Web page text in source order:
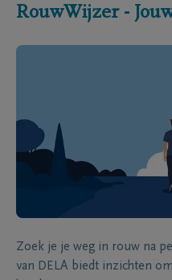
RouwWijzer -
Zoek je je weg in rouw na
van DELA biedt inzichten